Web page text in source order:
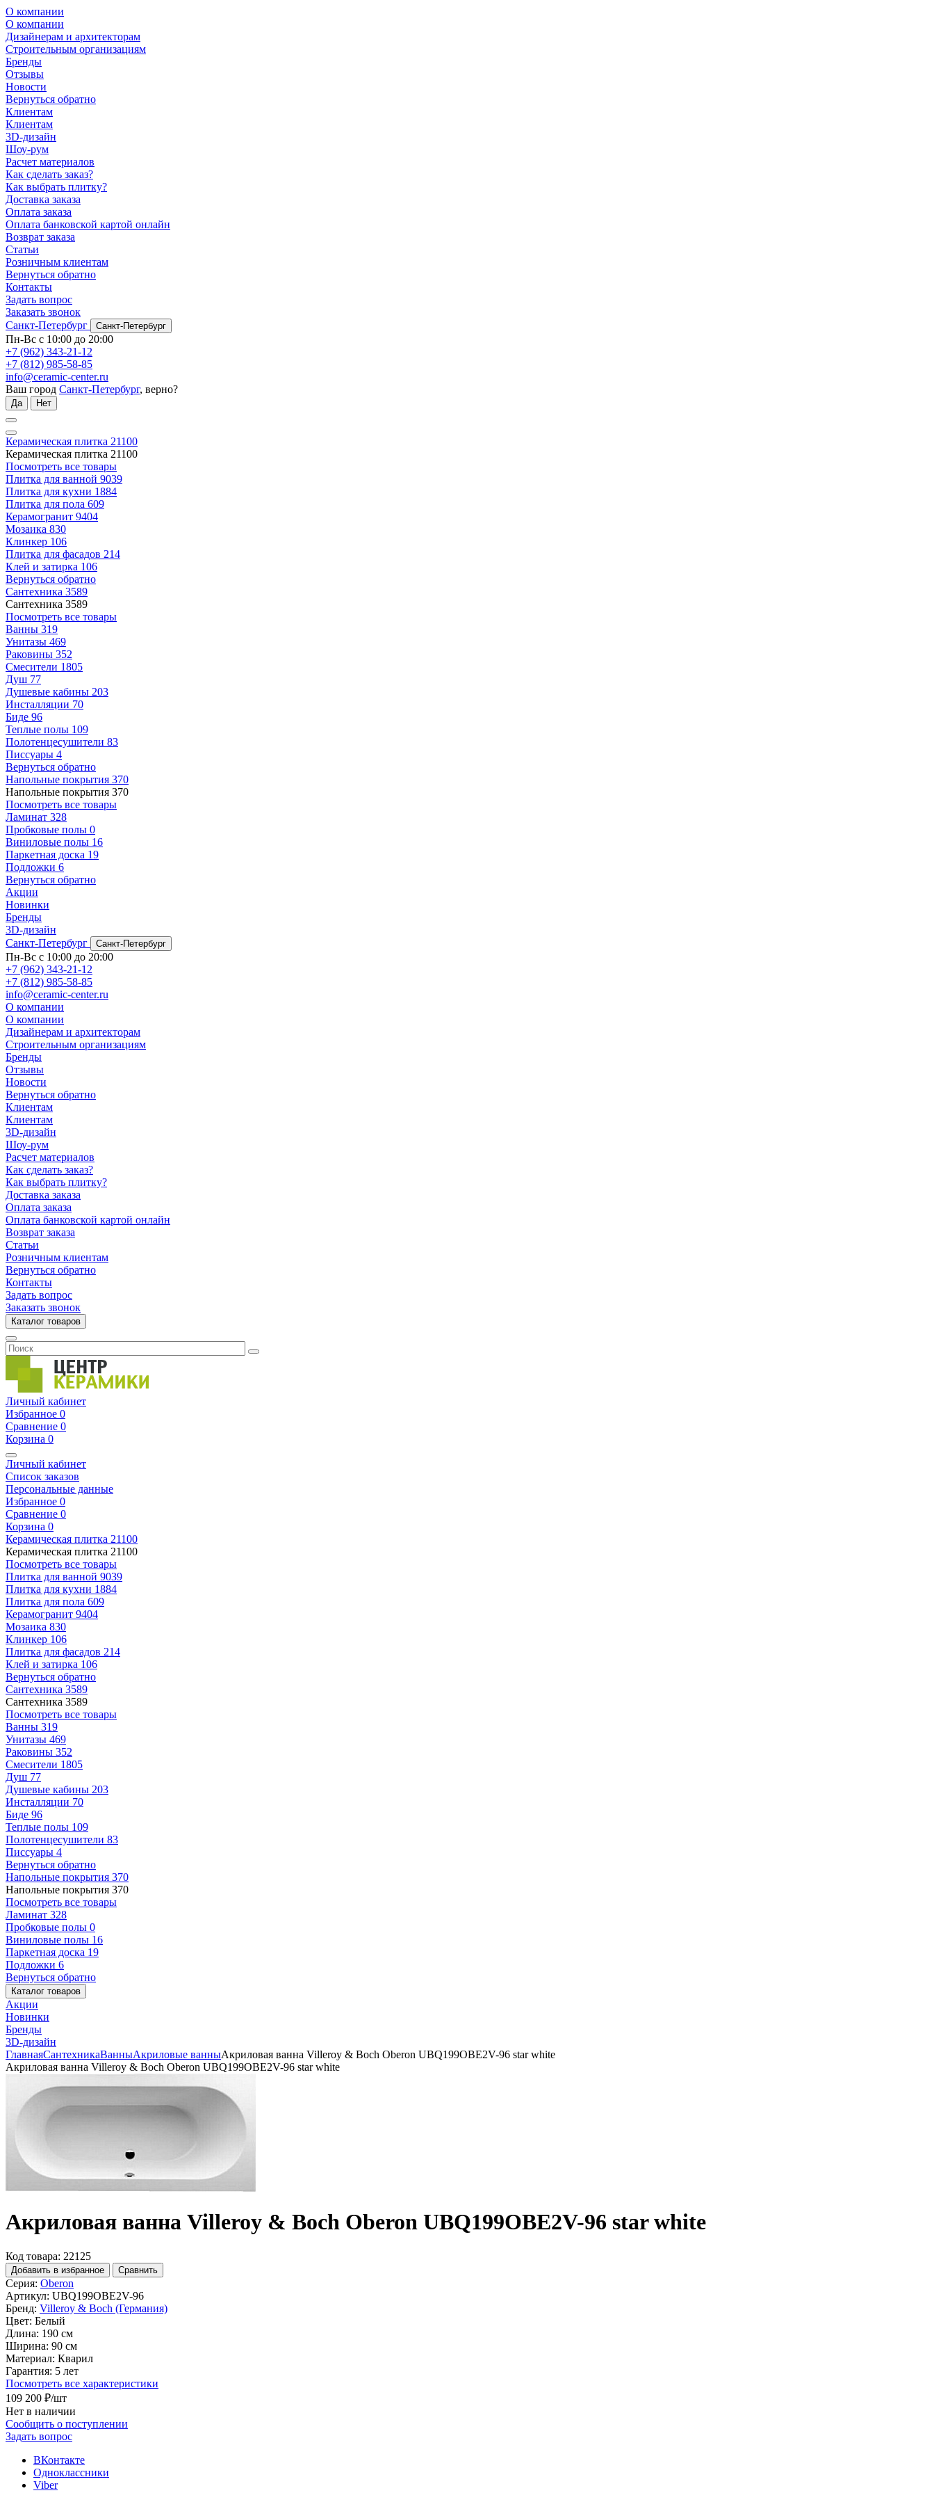
О компании
О компании
Дизайнерам и архитекторам
Строительным организациям
Бренды
Отзывы
Новости
Вернуться обратно
Клиентам
Клиентам
3D-дизайн
Шоу-рум
Расчет материалов
Как сделать заказ?
Как выбрать плитку?
Доставка заказа
Оплата заказа
Оплата банковской картой онлайн
Возврат заказа
Статьи
Розничным клиентам
Вернуться обратно
Контакты
Задать вопрос
Заказать звонок
Санкт-Петербург
Санкт-Петербург
Пн-Вс с 10:00 до 20:00
+7 (962) 343-21-12
+7 (812) 985-58-85
info@ceramic-center.ru
Ваш город Санкт-Петербург, верно?
Да Нет
Керамическая плитка 21100
Керамическая плитка 21100
Посмотреть все товары
Плитка для ванной 9039
Плитка для кухни 1884
Плитка для пола 609
Керамогранит 9404
Мозаика 830
Клинкер 106
Плитка для фасадов 214
Клей и затирка 106
Вернуться обратно
Сантехника 3589
Сантехника 3589
Посмотреть все товары
Ванны 319
Унитазы 469
Раковины 352
Смесители 1805
Душ 77
Душевые кабины 203
Инсталляции 70
Биде 96
Теплые полы 109
Полотенцесушители 83
Писсуары 4
Вернуться обратно
Напольные покрытия 370
Напольные покрытия 370
Посмотреть все товары
Ламинат 328
Пробковые полы 0
Виниловые полы 16
Паркетная доска 19
Подложки 6
Вернуться обратно
Акции
Новинки
Бренды
3D-дизайн
Санкт-Петербург
Санкт-Петербург
Пн-Вс с 10:00 до 20:00
+7 (962) 343-21-12
+7 (812) 985-58-85
info@ceramic-center.ru
О компании
О компании
Дизайнерам и архитекторам
Строительным организациям
Бренды
Отзывы
Новости
Вернуться обратно
Клиентам
Клиентам
3D-дизайн
Шоу-рум
Расчет материалов
Как сделать заказ?
Как выбрать плитку?
Доставка заказа
Оплата заказа
Оплата банковской картой онлайн
Возврат заказа
Статьи
Розничным клиентам
Вернуться обратно
Контакты
Задать вопрос
Заказать звонок
Каталог товаров
Личный кабинет
Избранное 0
Сравнение 0
Корзина 0
Личный кабинет
Список заказов
Персональные данные
Избранное 0
Сравнение 0
Корзина 0
Керамическая плитка 21100
Керамическая плитка 21100
Посмотреть все товары
Плитка для ванной 9039
Плитка для кухни 1884
Плитка для пола 609
Керамогранит 9404
Мозаика 830
Клинкер 106
Плитка для фасадов 214
Клей и затирка 106
Вернуться обратно
Сантехника 3589
Сантехника 3589
Посмотреть все товары
Ванны 319
Унитазы 469
Раковины 352
Смесители 1805
Душ 77
Душевые кабины 203
Инсталляции 70
Биде 96
Теплые полы 109
Полотенцесушители 83
Писсуары 4
Вернуться обратно
Напольные покрытия 370
Напольные покрытия 370
Посмотреть все товары
Ламинат 328
Пробковые полы 0
Виниловые полы 16
Паркетная доска 19
Подложки 6
Вернуться обратно
Каталог товаров
Акции
Новинки
Бренды
3D-дизайн
ГлавнаяСантехникаВанныАкриловые ванныАкриловая ванна Villeroy & Boch Oberon UBQ199OBE2V-96 star white
Акриловая ванна Villeroy & Boch Oberon UBQ199OBE2V-96 star white
Акриловая ванна Villeroy & Boch Oberon UBQ199OBE2V-96 star white
Код товара: 22125
Добавить в избранное Сравнить
Серия: Oberon
Артикул: UBQ199OBE2V-96
Бренд: Villeroy & Boch (Германия)
Цвет: Белый
Длина: 190 см
Ширина: 90 см
Материал: Кварил
Гарантия: 5 лет
Посмотреть все характеристики
109 200 ₽/шт
Нет в наличии
Сообщить о поступлении
Задать вопрос
ВКонтакте
Одноклассники
Viber